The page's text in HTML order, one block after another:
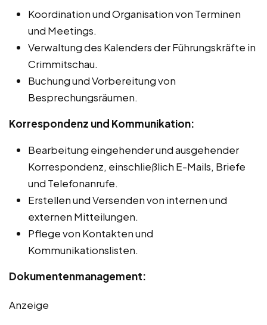
Koordination und Organisation von Terminen
und Meetings.
Verwaltung des Kalenders der Führungskräfte in
Crimmitschau.
Buchung und Vorbereitung von
Besprechungsräumen.
Korrespondenz und Kommunikation:
Bearbeitung eingehender und ausgehender
Korrespondenz, einschließlich E-Mails, Briefe
und Telefonanrufe.
Erstellen und Versenden von internen und
externen Mitteilungen.
Pflege von Kontakten und
Kommunikationslisten.
Dokumentenmanagement:
Anzeige